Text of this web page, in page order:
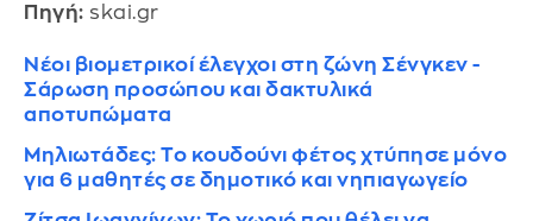
Πηγή: skai.gr
Νέοι βιομετρικοί έλεγχοι στη ζώνη Σένγκεν -
Σάρωση προσώπου και δακτυλικά
αποτυπώματα
Μηλιωτάδες: Το κουδούνι φέτος χτύπησε μόνο
για 6 μαθητές σε δημοτικό και νηπιαγωγείο